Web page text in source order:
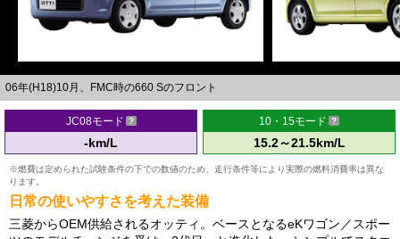
06年(H18)10月、FMC時の660 Sのフロント
JC08モード
-km/L
10・15モード
15.2～21.5km/L
※燃費は定められた試験条件の下での数値のため、走行条件等により実際の燃料消費率は異な
ります。
日常の使いやすさを考えた装備
三菱からOEM供給されるオッティ。ベースとなるeKワゴン／スポー